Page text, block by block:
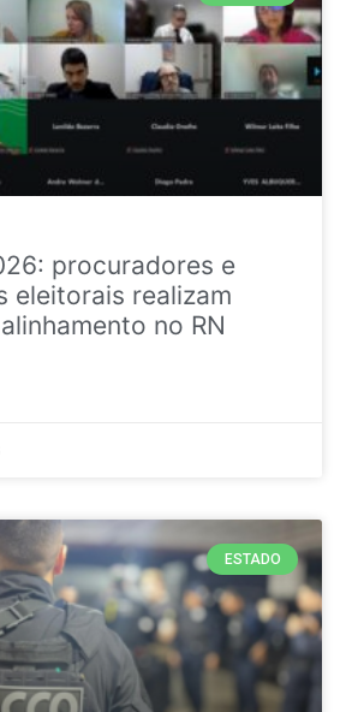
procuradores e
eleitorais realizam
no RN
ESTADO